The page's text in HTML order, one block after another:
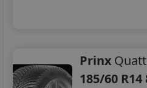
Prinx
185/60 R14